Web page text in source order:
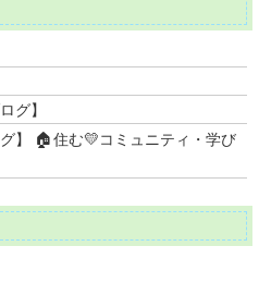
グ】
】 🏠住む💛コミュニティ・学び